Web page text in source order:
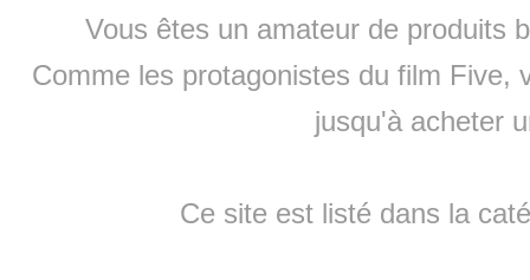
Vous êtes un amateur de produits
Comme les protagonistes du film Five,
jusqu'à acheter
Ce site est listé dans la